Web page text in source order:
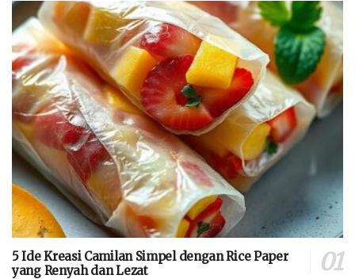
5 Ide Kreasi Camilan Simpel dengan Rice Paper
yang Renyah dan Lezat